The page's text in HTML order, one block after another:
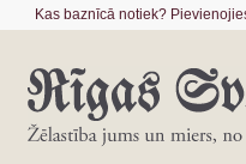
Kas baznīcā notiek?